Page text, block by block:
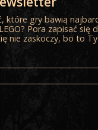
Festiwali Filmów
zrzesza światowe
i
zdobywając
które gry bawią
Pora zapisać się
nie zaskoczy, bo to